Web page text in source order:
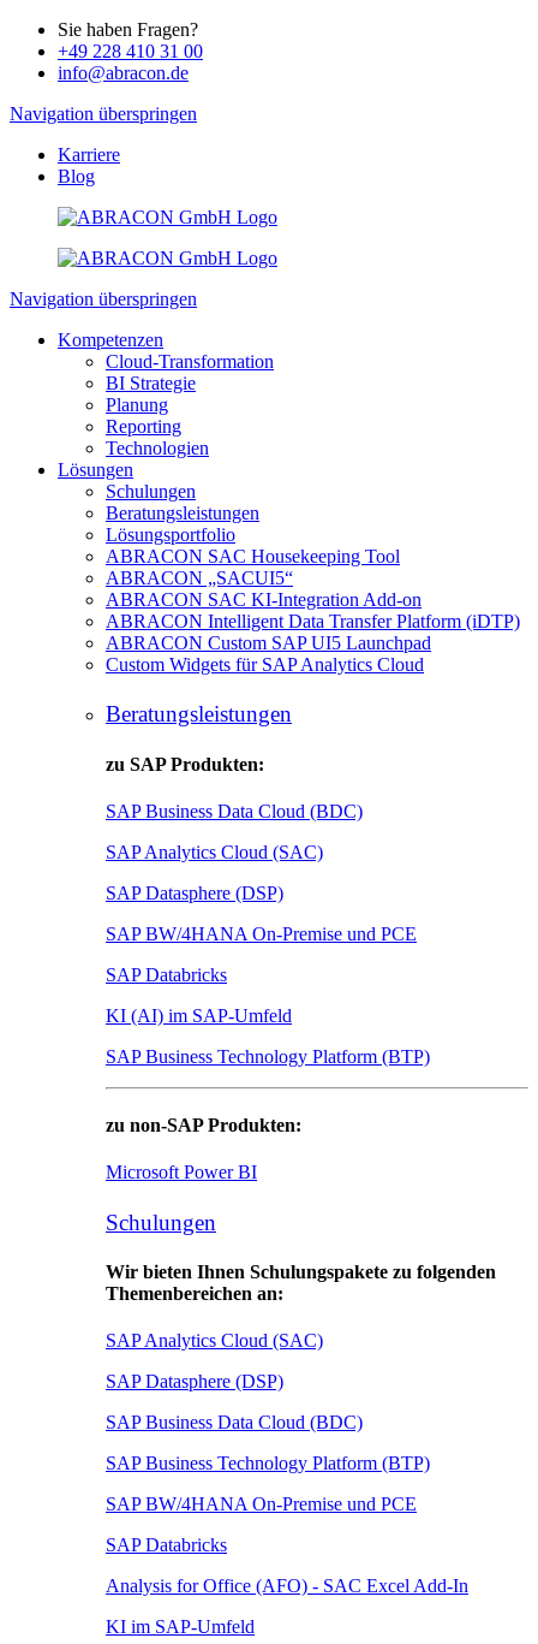
Sie haben Fragen?
+49 228 410 31 00
info@abracon.de
Navigation überspringen
Karriere
Blog
Navigation überspringen
Kompetenzen
Cloud-Transformation
BI Strategie
Planung
Reporting
Technologien
Lösungen
Schulungen
Beratungsleistungen
Lösungsportfolio
ABRACON SAC Housekeeping Tool
ABRACON „SACUI5“
ABRACON SAC KI-Integration Add-on
ABRACON Intelligent Data Transfer Platform (iDTP)
ABRACON Custom SAP UI5 Launchpad
Custom Widgets für SAP Analytics Cloud
Beratungsleistungen
zu SAP Produkten:
SAP Business Data Cloud (BDC)
SAP Analytics Cloud (SAC)
SAP Datasphere (DSP)
SAP BW/4HANA On-Premise und PCE
SAP Databricks
KI (AI) im SAP-Umfeld
SAP Business Technology Platform (BTP)
zu non-SAP Produkten:
Microsoft Power BI
Schulungen
Wir bieten Ihnen Schulungspakete zu folgenden
Themenbereichen an:
SAP Analytics Cloud (SAC)
SAP Datasphere (DSP)
SAP Business Data Cloud (BDC)
SAP Business Technology Platform (BTP)
SAP BW/4HANA On-Premise und PCE
SAP Databricks
Analysis for Office (AFO) - SAC Excel Add-In
KI im SAP-Umfeld